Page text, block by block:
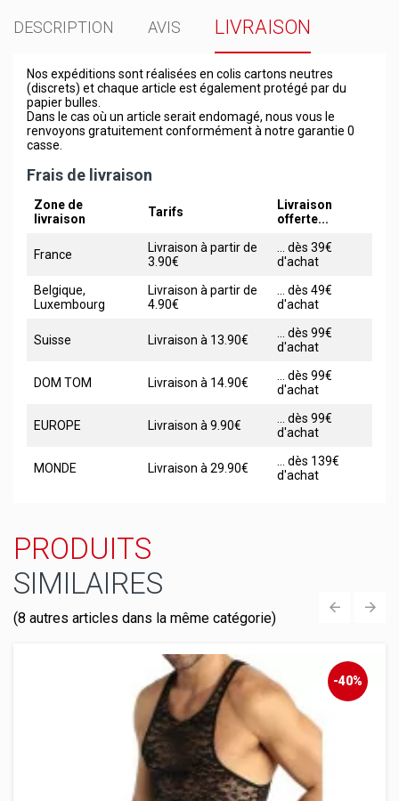
DESCRIPTION AVIS LIVRAISON
Nos expéditions sont réalisées en colis cartons neutres
(discrets) et chaque article est également protégé par du
papier bulles.
Dans le cas où un article serait endomagé, nous vous le
renvoyons gratuitement conformément à notre garantie 0
casse.
Frais de livraison
Zone de
livraison
Tarifs
Livraison
offerte...
France
Livraison à partir de
3.90€
... dès 39€
d'achat
Belgique,
Luxembourg
Livraison à partir de
4.90€
... dès 49€
d'achat
Suisse Livraison à 13.90€
... dès 99€
d'achat
DOM TOM Livraison à 14.90€
... dès 99€
d'achat
EUROPE Livraison à 9.90€
... dès 99€
d'achat
MONDE Livraison à 29.90€
... dès 139€
d'achat
PRODUITS
SIMILAIRES
(8 autres articles dans la même catégorie)
-40%